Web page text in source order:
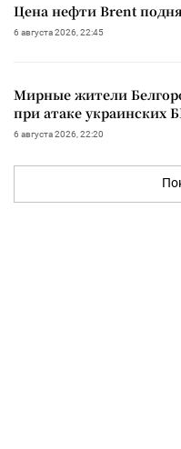
Цена нефти Brent
6 августа 2026, 22:45
Мирные жители
при атаке украинских
6 августа 2026, 22:20